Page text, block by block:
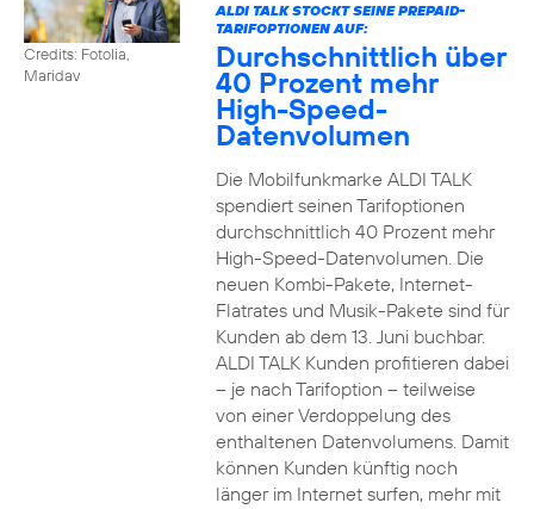
Credits: Fotolia,
Maridav
ALDI TALK STOCKT SEINE PREPAID-
TARIFOPTIONEN AUF:
Durchschnittlich über
40 Prozent mehr
High-Speed-
Datenvolumen
Die Mobilfunkmarke ALDI TALK
spendiert seinen Tarifoptionen
durchschnittlich 40 Prozent mehr
High-Speed-Datenvolumen. Die
neuen Kombi-Pakete, Internet-
Flatrates und Musik-Pakete sind für
Kunden ab dem 13. Juni buchbar.
ALDI TALK Kunden profitieren dabei
– je nach Tarifoption – teilweise
von einer Verdoppelung des
enthaltenen Datenvolumens. Damit
können Kunden künftig noch
länger im Internet surfen, mehr mit